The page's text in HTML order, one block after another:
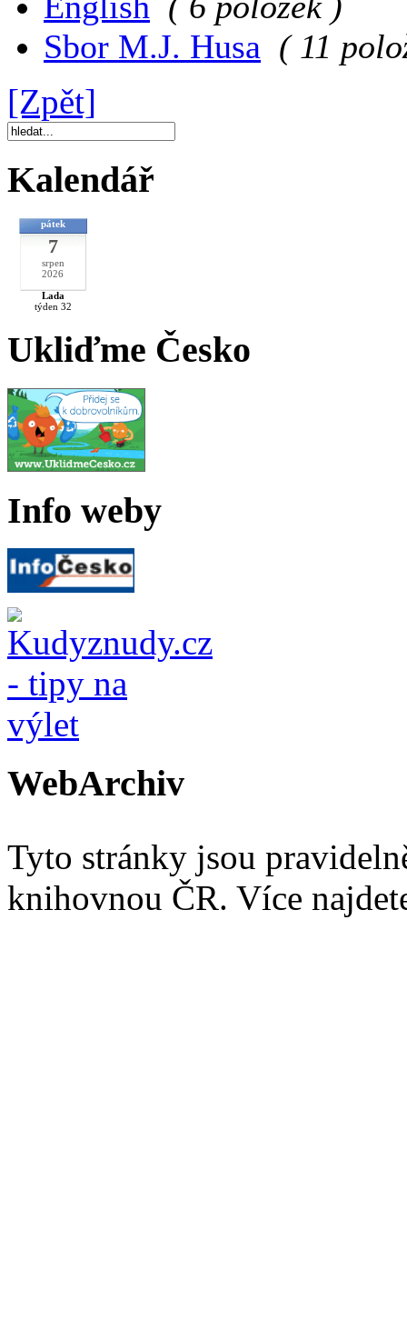
Sbor M.J. Husa ( 11
[Zpět]
Kalendář
pátek
7
srpen
2026
Lada
týden 32
Ukliďme Česko
Info weby
WebArchiv
Tyto stránky jsou
knihovnou ČR. Více